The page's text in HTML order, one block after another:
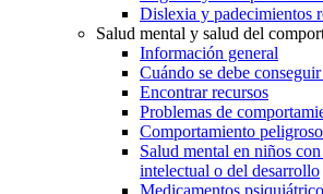
Dislexia y padecimientos
Salud mental y salud del
Información general
Cuándo se debe
Encontrar recursos
Problemas de
Comportamiento peligroso
Salud mental en niños
intelectual o del desarrollo
Medicamentos